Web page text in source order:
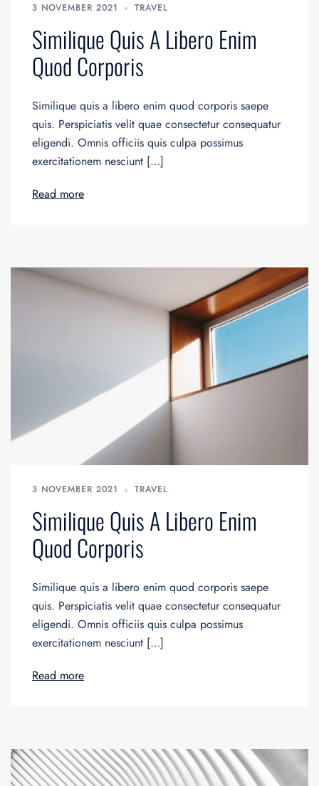
3 NOVEMBER 2021 TRAVEL
Similique Quis A Libero Enim
Quod Corporis
Similique quis a libero enim quod corporis saepe
quis. Perspiciatis velit quae consectetur consequatur
eligendi. Omnis officiis quis culpa possimus
exercitationem nesciunt […]
Read more
3 NOVEMBER 2021 TRAVEL
Similique Quis A Libero Enim
Quod Corporis
Similique quis a libero enim quod corporis saepe
quis. Perspiciatis velit quae consectetur consequatur
eligendi. Omnis officiis quis culpa possimus
exercitationem nesciunt […]
Read more